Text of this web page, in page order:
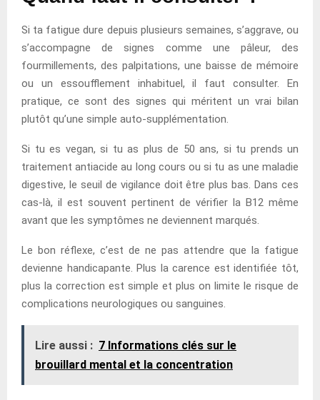
Si ta fatigue dure depuis plusieurs semaines, s’aggrave, ou
s’accompagne de signes comme une pâleur, des
fourmillements, des palpitations, une baisse de mémoire
ou un essoufflement inhabituel, il faut consulter. En
pratique, ce sont des signes qui méritent un vrai bilan
plutôt qu’une simple auto-supplémentation.
Si tu es vegan, si tu as plus de 50 ans, si tu prends un
traitement antiacide au long cours ou si tu as une maladie
digestive, le seuil de vigilance doit être plus bas. Dans ces
cas-là, il est souvent pertinent de vérifier la B12 même
avant que les symptômes ne deviennent marqués.
Le bon réflexe, c’est de ne pas attendre que la fatigue
devienne handicapante. Plus la carence est identifiée tôt,
plus la correction est simple et plus on limite le risque de
complications neurologiques ou sanguines.
Lire aussi : 7 Informations clés sur le
brouillard mental et la concentration